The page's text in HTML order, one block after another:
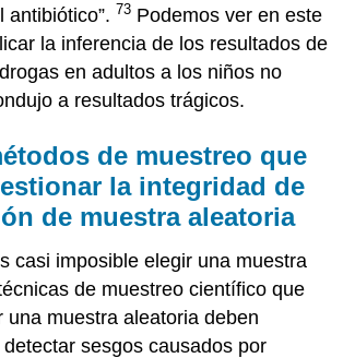
antibiótico”. 73 Podemos ver en este
la inferencia de los resultados de
en adultos a los niños no
a resultados trágicos.
de muestreo que
la integridad de
de muestra aleatoria
casi imposible elegir una muestra
de muestreo científico que
una muestra aleatoria deben
sesgos causados por